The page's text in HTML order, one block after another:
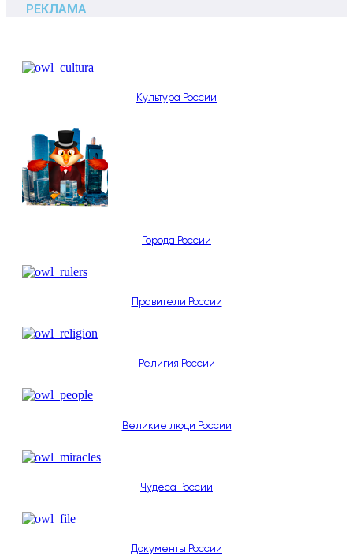
РЕКЛАМА
Культура России
Города России
Правители России
Религия России
Великие люди России
Чудеса России
Документы России